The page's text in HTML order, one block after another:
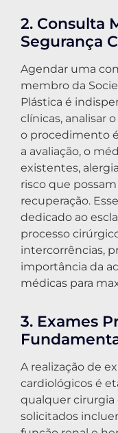
2. Consulta
Segurança
Agendar uma
membro da
Plástica é
clínicas, analisar
o procedimento
a avaliação, o
existentes,
risco que
recuperação.
dedicado ao
processo
intercorrências,
importância da
médicas para
3. Exames
A realização de
cardiológicos é
qualquer cirurgia
solicitados